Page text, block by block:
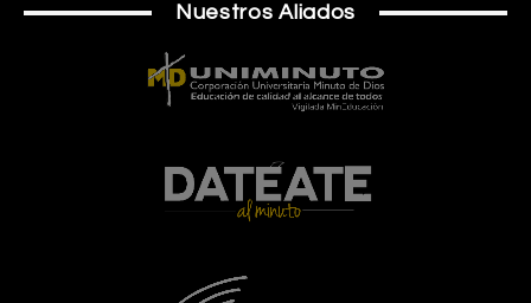
Nuestros Aliados